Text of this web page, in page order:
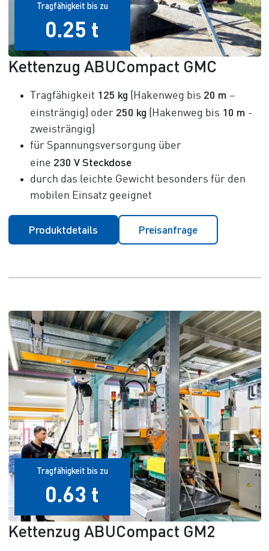
Tragfähigkeit bis zu
0.25 t
Kettenzug ABUCompact GMC
Tragfähigkeit 125 kg (Hakenweg bis 20 m –
einsträngig) oder 250 kg (Hakenweg bis 10 m -
zweisträngig)
für Spannungsversorgung über
eine 230 VSteckdose
durch das leichte Gewicht besonders für den
mobilen Einsatz geeignet
Produktdetails Preisanfrage
Tragfähigkeit bis zu
0.63 t
Kettenzug ABUCompact GM2